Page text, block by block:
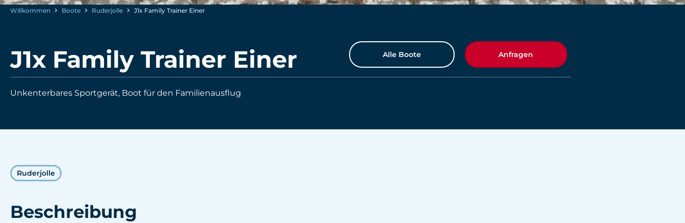
Willkommen Boote Ruderjolle J1x Family Trainer Einer
J1x Family Trainer Einer Alle Boote Anfragen
Unkenterbares Sportgerät, Boot für den Familienausflug
Ruderjolle
Beschreibung